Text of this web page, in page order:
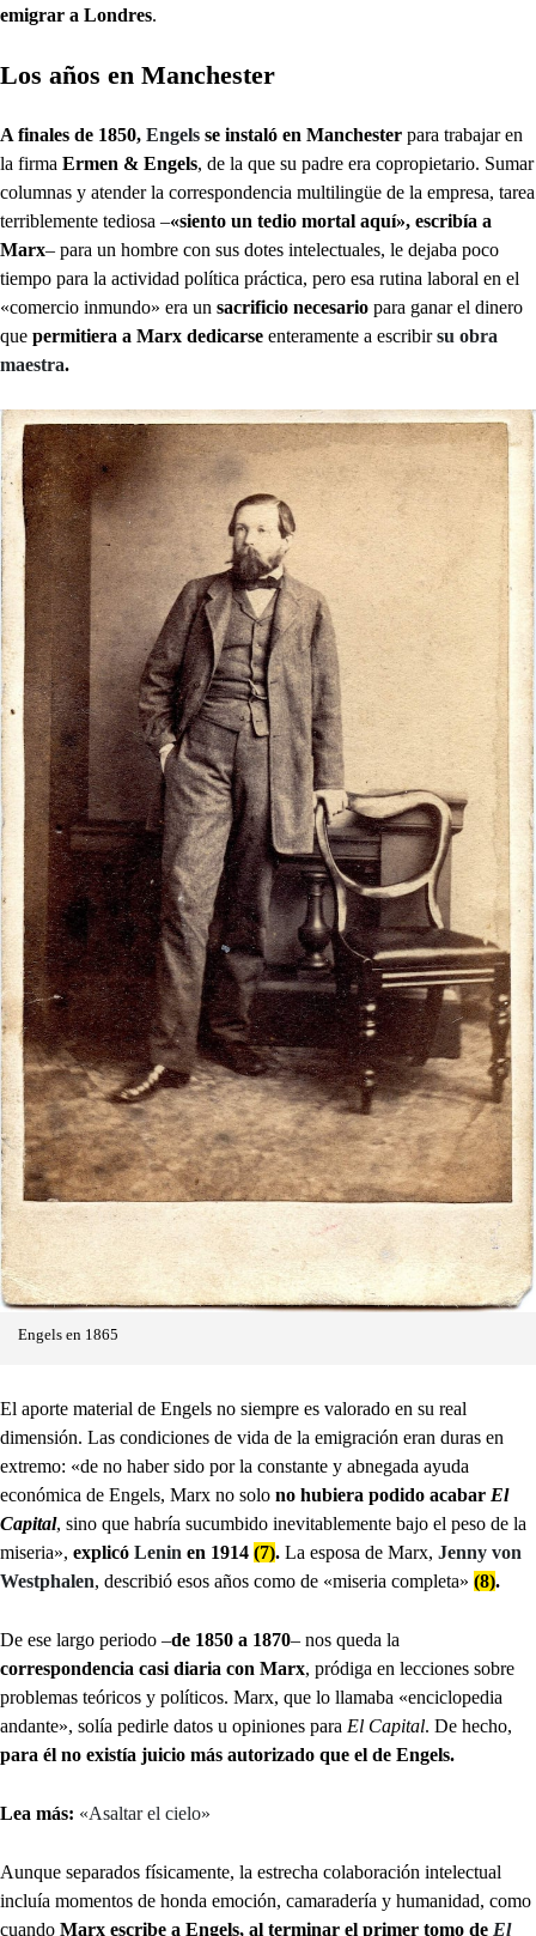
emigrar a Londres.
Los años en Manchester
A finales de 1850, Engels se instaló en Manchester para trabajar en
la firma Ermen & Engels, de la que su padre era copropietario. Sumar
columnas y atender la correspondencia multilingüe de la empresa, tarea
terriblemente tediosa –«siento un tedio mortal aquí», escribía a
Marx– para un hombre con sus dotes intelectuales, le dejaba poco
tiempo para la actividad política práctica, pero esa rutina laboral en el
«comercio inmundo» era un sacrificio necesario para ganar el dinero
que permitiera a Marx dedicarse enteramente a escribirsu obra
maestra.
Engels en 1865
El aporte material de Engels no siempre es valorado en su real
dimensión. Las condiciones de vida de la emigración eran duras en
extremo: «de no haber sido por la constante y abnegada ayuda
económica de Engels, Marx no solo no hubiera podido acabar El
Capital, sino que habría sucumbido inevitablemente bajo el peso de la
miseria», explicó Lenin en 1914 (7). La esposa de Marx, Jenny von
Westphalen, describió esos años como de «miseria completa» (8).
De ese largo periodo –de 1850 a 1870– nos queda la
correspondencia casi diaria con Marx, pródiga en lecciones sobre
problemas teóricos y políticos. Marx, que lo llamaba «enciclopedia
andante», solía pedirle datos u opiniones para El Capital. De hecho,
para él no existía juicio más autorizado que el de Engels.
Lea más: «Asaltar el cielo»
Aunque separados físicamente, la estrecha colaboración intelectual
incluía momentos de honda emoción, camaradería y humanidad, como
cuando Marx escribe a Engels, al terminar el primer tomo de El